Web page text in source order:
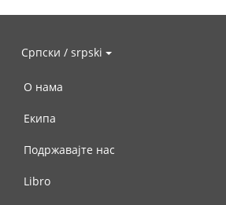
Српски / srpski
О нама
Екипа
Подржавајте нас
Libro